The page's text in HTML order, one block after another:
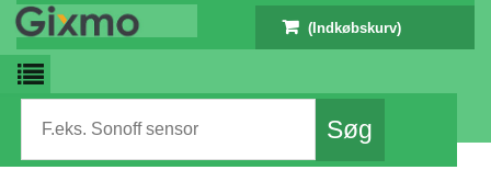
(Indkøbskurv)